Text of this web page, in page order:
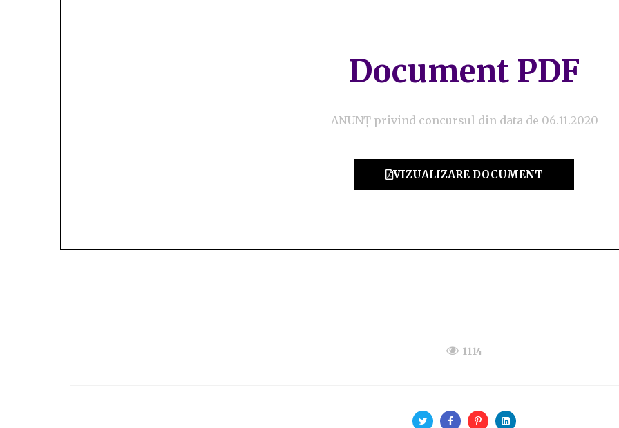
Document PDF
ANUNȚ privind concursul din data de 06.11.2020
VIZUALIZARE DOCUMENT
1114